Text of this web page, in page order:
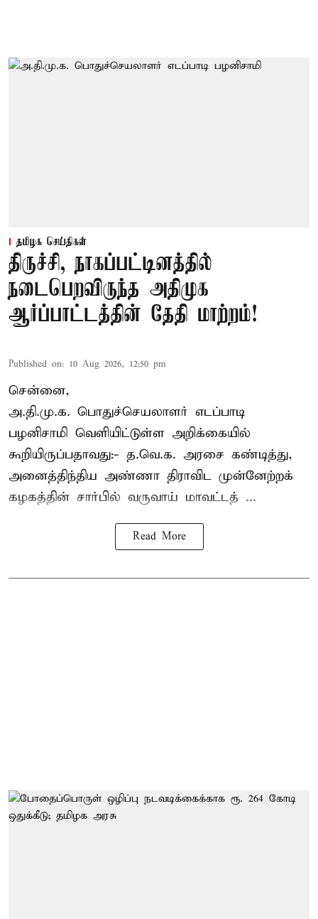
தமிழக செய்திகள்
திருச்சி, நாகப்பட்டினத்தில்
நடைபெறவிருந்த அதிமுக
ஆர்ப்பாட்டத்தின் தேதி மாற்றம்!
Published on: 10 Aug 2026, 12:50 pm
சென்னை,
அ.தி.மு.க. பொதுச்செயலாளர் எடப்பாடி
பழனிசாமி வெளியிட்டுள்ள அறிக்கையில்
கூறியிருப்பதாவது:- த.வெ.க. அரசை கண்டித்து,
அனைத்திந்திய அண்ணா திராவிட முன்னேற்றக்
கழகத்தின் சார்பில் வருவாய் மாவட்டத் ...
Read More